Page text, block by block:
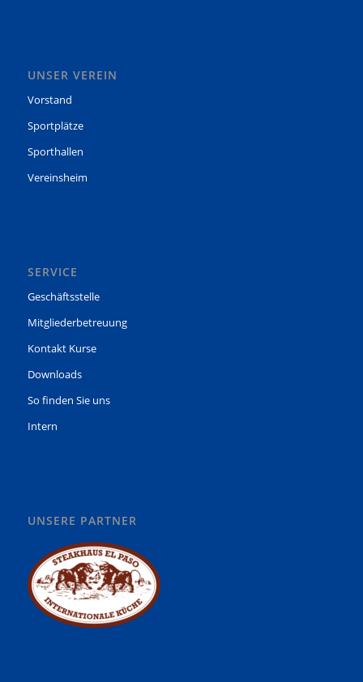
UNSER VEREIN
Vorstand
Sportplätze
Sporthallen
Vereinsheim
SERVICE
Geschäftsstelle
Mitgliederbetreuung
Kontakt Kurse
Downloads
So finden Sie uns
Intern
UNSERE PARTNER